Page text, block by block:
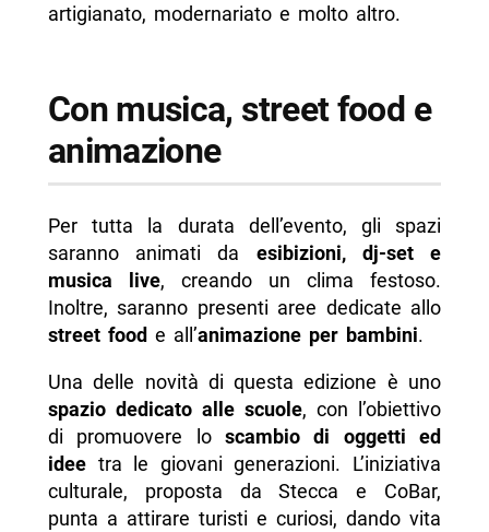
artigianato, modernariato e molto altro.
Con musica, street food e
animazione
Per tutta la durata dell’evento, gli spazi
saranno animati da esibizioni, dj-set e
musica live, creando un clima festoso.
Inoltre, saranno presenti aree dedicate allo
street foode all’animazione per bambini.
Una delle novità di questa edizione è uno
spazio dedicato alle scuole, con l’obiettivo
di promuovere lo scambio di oggetti ed
idee tra le giovani generazioni. L’iniziativa
culturale, proposta da Stecca e CoBar,
punta a attirare turisti e curiosi, dando vita